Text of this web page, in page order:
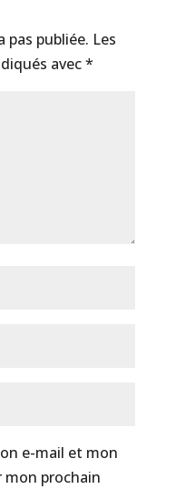
pas publiée. Les
avec*
e-mail et mon
mon prochain